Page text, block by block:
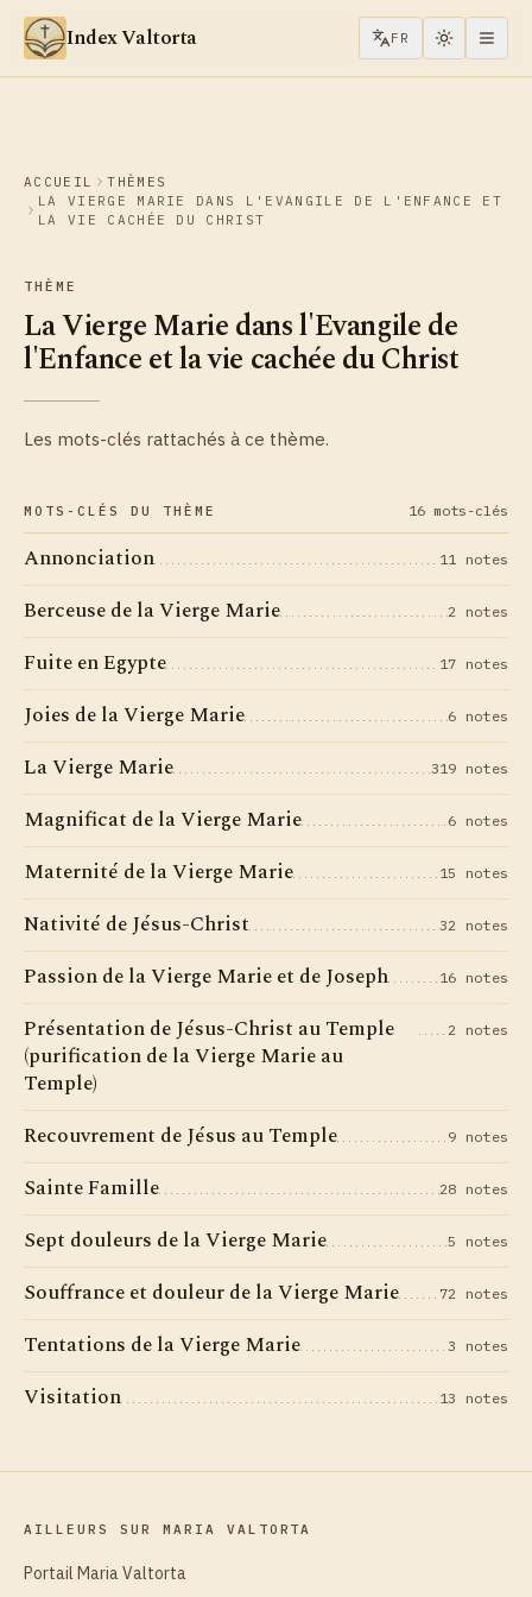
Aller au contenu
Index Valtorta FR
ACCUEIL
THÈMES
LA VIERGE MARIE DANS L'EVANGILE DE L'ENFANCE ET
LA VIE CACHÉE DU CHRIST
THÈME
La Vierge Marie dans l'Evangile de
l'Enfance et la vie cachée du Christ
Les mots-clés rattachés à ce thème.
MOTS-CLÉS DU THÈME 16 mots-clés
Annonciation 11 notes
Berceuse de la Vierge Marie 2 notes
Fuite en Egypte 17 notes
Joies de la Vierge Marie 6 notes
La Vierge Marie 319 notes
Magnificat de la Vierge Marie 6 notes
Maternité de la Vierge Marie 15 notes
Nativité de Jésus-Christ 32 notes
Passion de la Vierge Marie et de Joseph 16 notes
Présentation de Jésus-Christ au Temple
(purification de la Vierge Marie au
Temple)
2 notes
Recouvrement de Jésus au Temple 9 notes
Sainte Famille 28 notes
Sept douleurs de la Vierge Marie 5 notes
Souffrance et douleur de la Vierge Marie 72 notes
Tentations de la Vierge Marie 3 notes
Visitation 13 notes
AILLEURS SUR MARIA VALTORTA
Portail Maria Valtorta